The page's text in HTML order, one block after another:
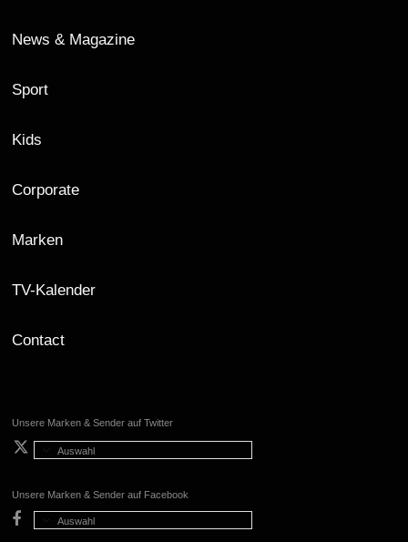
News & Magazine
Sport
Kids
Corporate
Marken
TV-Kalender
Contact
Unsere Marken & Sender auf Twitter
Auswahl
Unsere Marken & Sender auf Facebook
Auswahl